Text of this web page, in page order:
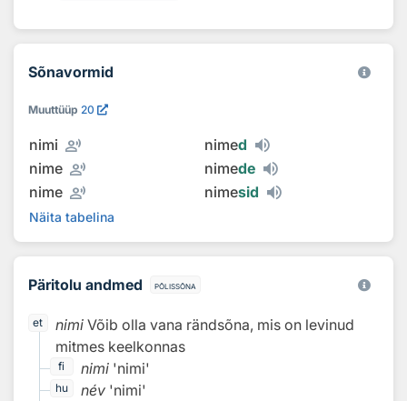
Sõnavormid
Muuttüüp 20
nimi record_voice_over nimed
nime record_voice_over nimede
nime record_voice_over nimesid
Näita tabelina
Päritolu andmed põlissõna
et nimi Võib olla vana rändsõna, mis on levinud
mitmes keelkonnas
fi nimi 'nimi'
hu név 'nimi'